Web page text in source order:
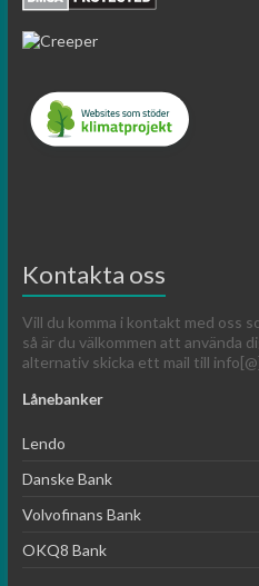
Kontakta oss
Vill du komma i kontakt med oss
så är du välkommen att använda
alternativ skicka ett mail till
Lånebanker
Lendo
Danske Bank
Volvofinans Bank
OKQ8 Bank